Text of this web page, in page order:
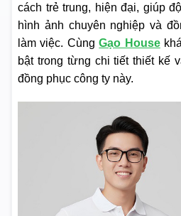
cách trẻ trung, hiện đại, giúp
hình ảnh chuyên nghiệp và
làm việc. CùngGạo House
bật trong từng chi tiết thiết kế
đồng phục công ty này.